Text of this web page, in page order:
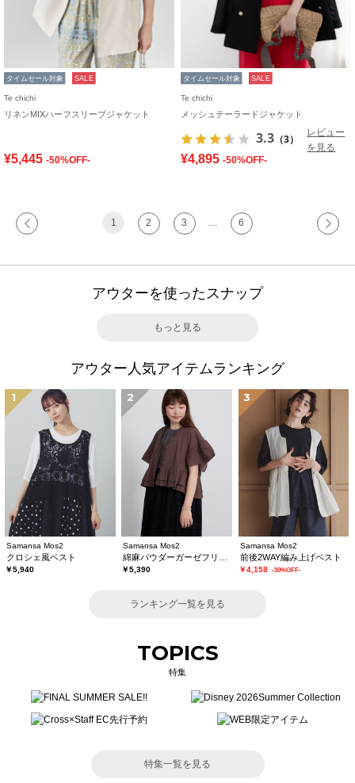
タイムセール対象 SALE
Te chichi
リネンMIXハーフスリーブジャケット
¥5,445 -50%OFF-
タイムセール対象 SALE
Te chichi
メッシュテーラードジャケット
3.3 （3）
レビュー
を見る
¥4,895 -50%OFF-
1 2 3 6
アウターを使ったスナップ
もっと見る
アウター人気アイテムランキング
1
Samansa Mos2
クロシェ風ベスト
￥5,940
2
Samansa Mos2
￥5,390
3
Samansa Mos2
前後2WAY編み上げベスト
￥4,158 -30%OFF-
ランキング一覧を見る
TOPICS
特集
特集一覧を見る